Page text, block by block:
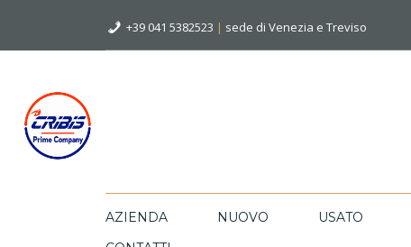
+39 041 5382523 | sede di Venezia e Treviso
AZIENDA NUOVO USATO